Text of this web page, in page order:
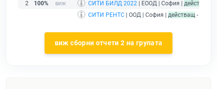
2
100% СИТИ БИЛД 2022 | ЕООД | София | действащ
СИТИ РЕНТС | ООД | София | действащ -
виж сборни отчети 2 на групата